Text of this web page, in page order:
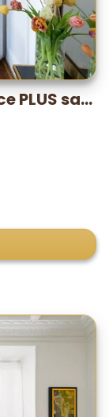
Rideau phonique Performance PLUS satin – testé labo -28,2 dB*